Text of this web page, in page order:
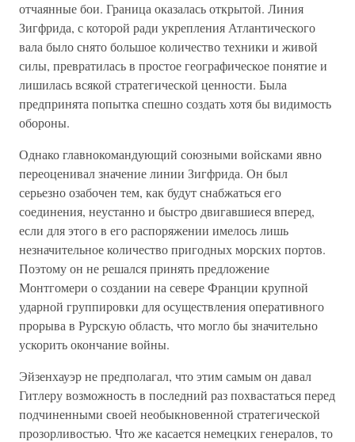
отчаянные бои. Граница оказалась открытой. Линия
Зигфрида, с которой ради укрепления Атлантического
вала было снято большое количество техники и живой
силы, превратилась в простое географическое понятие и
лишилась всякой стратегической ценности. Была
предпринята попытка спешно создать хотя бы видимость
обороны.
Однако главнокомандующий союзными войсками явно
переоценивал значение линии Зигфрида. Он был
серьезно озабочен тем, как будут снабжаться его
соединения, неустанно и быстро двигавшиеся вперед,
если для этого в его распоряжении имелось лишь
незначительное количество пригодных морских портов.
Поэтому он не решался принять предложение
Монтгомери о создании на севере Франции крупной
ударной группировки для осуществления оперативного
прорыва в Рурскую область, что могло бы значительно
ускорить окончание войны.
Эйзенхауэр не предполагал, что этим самым он давал
Гитлеру возможность в последний раз похвастаться перед
подчиненными своей необыкновенной стратегической
прозорливостью. Что же касается немецких генералов, то